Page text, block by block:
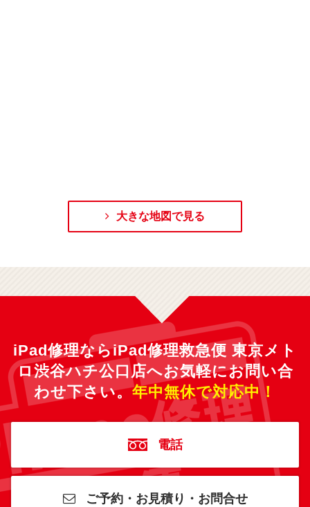
大きな地図で見る
iPad修理ならiPad修理救急便 東京メト
ロ渋谷ハチ公口店へお気軽にお問い合
わせ下さい。年中無休で対応中！
電話
ご予約・お見積り・お問合せ